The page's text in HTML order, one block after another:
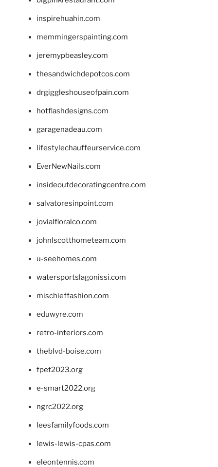
inspirehuahin.com
memmingerspainting.com
jeremypbeasley.com
thesandwichdepotcos.com
drgiggleshouseofpain.com
hotflashdesigns.com
garagenadeau.com
lifestylechauffeurservice.com
EverNewNails.com
insideoutdecoratingcentre.com
salvatoresinpoint.com
jovialfloralco.com
johnlscotthometeam.com
u-seehomes.com
watersportslagonissi.com
mischieffashion.com
eduwyre.com
retro-interiors.com
theblvd-boise.com
fpet2023.org
e-smart2022.org
ngrc2022.org
leesfamilyfoods.com
lewis-lewis-cpas.com
eleontennis.com